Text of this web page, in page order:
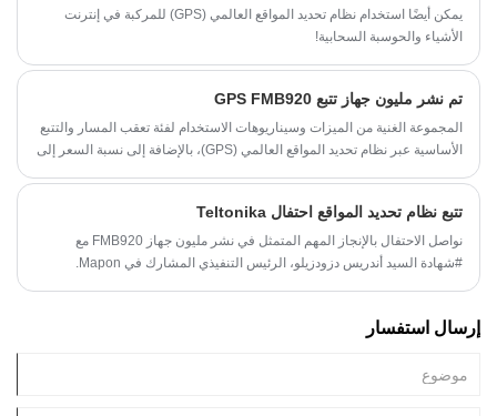
يمكن أيضًا استخدام نظام تحديد المواقع العالمي (GPS) للمركبة في إنترنت
الأشياء والحوسبة السحابية!
تم نشر مليون جهاز تتبع GPS FMB920
المجموعة الغنية من الميزات وسيناريوهات الاستخدام لفئة تعقب المسار والتتبع
الأساسية عبر نظام تحديد المواقع العالمي (GPS)، بالإضافة إلى نسبة السعر إلى
تتبع نظام تحديد المواقع احتفال Teltonika
نواصل الاحتفال بالإنجاز المهم المتمثل في نشر مليون جهاز FMB920 مع
#شهادة السيد أندريس دزودزيلو، الرئيس التنفيذي المشارك في Mapon.
إرسال استفسار